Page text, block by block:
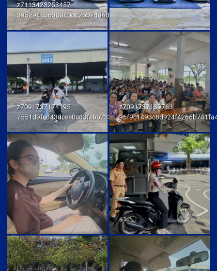
z7113423253457
3952948b638040dc2bb74d606db7a6f9
z7091737174195
7551d9fed43dcee0cd3febb233847292
z7091737139763
a1